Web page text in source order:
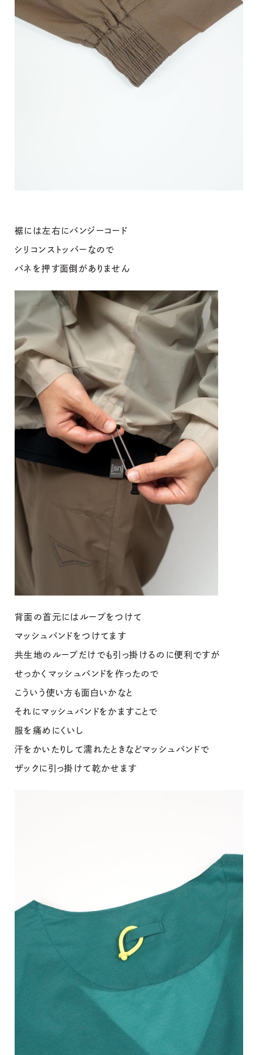
裾には左右にバンジーコード
シリコンストッパーなので
バネを押す面倒がありません
背面の首元にはループをつけて
マッシュバンドをつけてます
共生地のループだけでも引っ掛けるのに便利ですが
せっかくマッシュバンドを作ったので
こういう使い方も面白いかなと
それにマッシュバンドをかますことで
服を痛めにくいし
汗をかいたりして濡れたときなどマッシュバンドで
ザックに引っ掛けて乾かせます